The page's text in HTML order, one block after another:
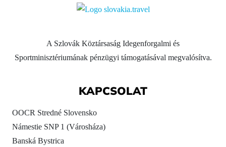
A Szlovák Köztársaság Idegenforgalmi és
Sportminisztériumának pénzügyi támogatásával megvalósítva.
KAPCSOLAT
OOCR Stredné Slovensko
Námestie SNP 1 (Városháza)
Banská Bystrica